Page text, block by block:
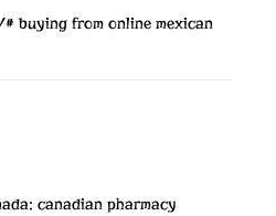
# buying from online mexican
canadian pharmacy